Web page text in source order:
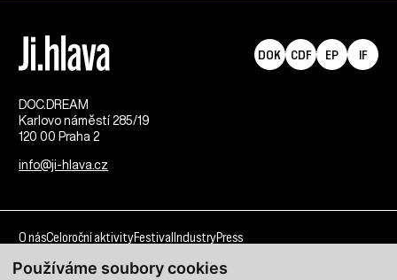
Používáme soubory cookies
DOC.DREAM​
Karlovo náměstí 285/19
120 00 Praha 2
info@ji-hlava.cz
DOK CDF EP IF
O násCeloroční aktivityFestival IndustryPress